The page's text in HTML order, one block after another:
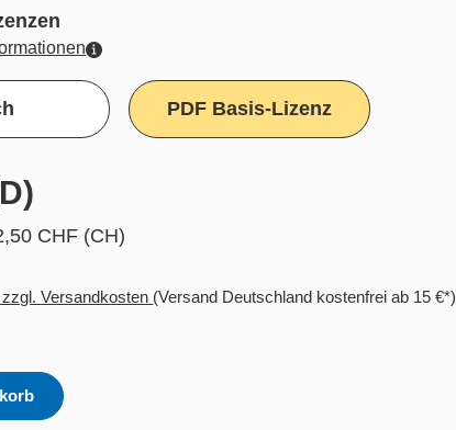
PDF Basis-Lizenz
CHF (CH)
Versandkosten (Versand Deutschland kostenfrei ab 15 €*)